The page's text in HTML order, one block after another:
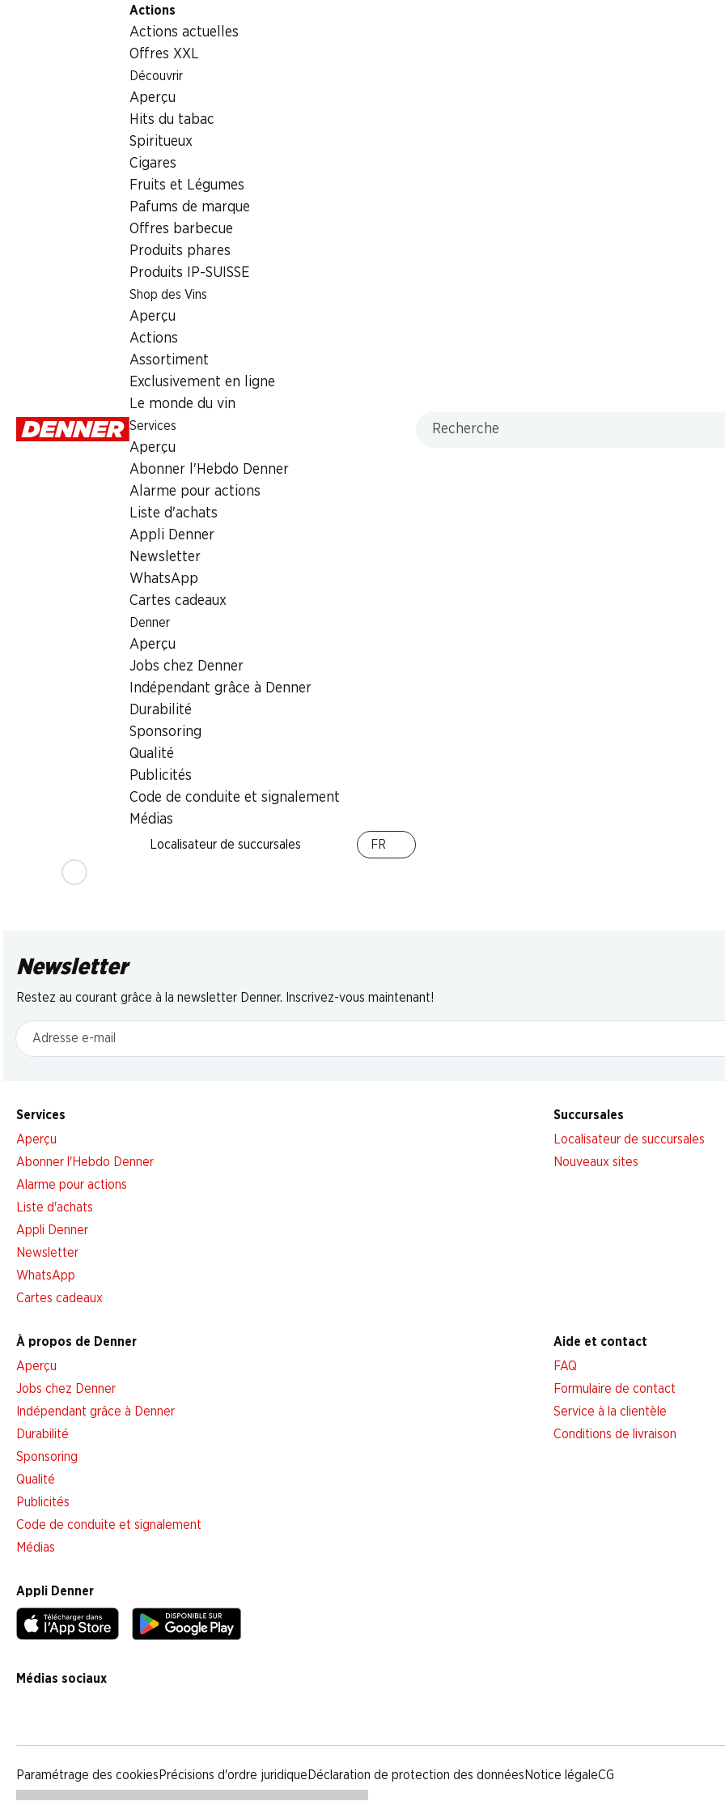
Actions
Actions actuelles
Offres XXL
Découvrir
Aperçu
Hits du tabac
Spiritueux
Cigares
Fruits et Légumes
Pafums de marque
Offres barbecue
Produits phares
Produits IP-SUISSE
Shop des Vins
Aperçu
Actions
Assortiment
Exclusivement en ligne
Le monde du vin
Services
Aperçu
Abonner l'Hebdo Denner
Alarme pour actions
Liste d'achats
Appli Denner
Newsletter
WhatsApp
Cartes cadeaux
Denner
Aperçu
Jobs chez Denner
Indépendant grâce à Denner
Durabilité
Sponsoring
Qualité
Publicités
Code de conduite et signalement
Médias
Localisateur de succursales FR
Chocolat/sucreries
Demi-œuf avec des pralinés
SPECIAL
13.95
Labels et distinctions
1004013
Les clients ont également acheté
23%
4.95
Snickers
10 pièces, 500 g
Bianco
Newsletter
Restez au courant grâce à la newsletter Denner. Inscrivez-vous maintenant!
Adresse e-mail
Services
Aperçu
Abonner l'Hebdo Denner
Alarme pour actions
Liste d'achats
Appli Denner
Newsletter
WhatsApp
Cartes cadeaux
Succursales
Localisateur de succursales
Nouveaux sites
À propos de Denner
Aperçu
Jobs chez Denner
Indépendant grâce à Denner
Durabilité
Sponsoring
Qualité
Publicités
Code de conduite et signalement
Médias
Aide et contact
FAQ
Formulaire de contact
Service à la clientèle
Conditions de livraison
Appli Denner
Médias sociaux
Paramétrage des cookies Précisions d'ordre juridique Déclaration de protection des données Notice légaleCG